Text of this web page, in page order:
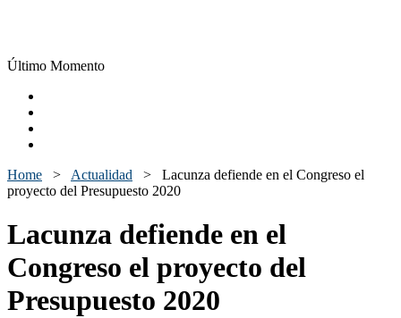
Último Momento
Home > Actualidad > Lacunza defiende en el Congreso el
proyecto del Presupuesto 2020
Lacunza defiende en el
Congreso el proyecto del
Presupuesto 2020